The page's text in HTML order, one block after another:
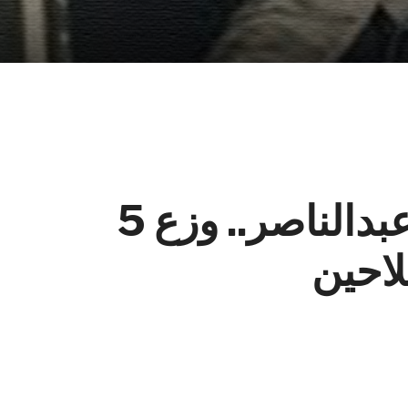
بالصور| فاروق سبق عبدالناصر.. وزع 5